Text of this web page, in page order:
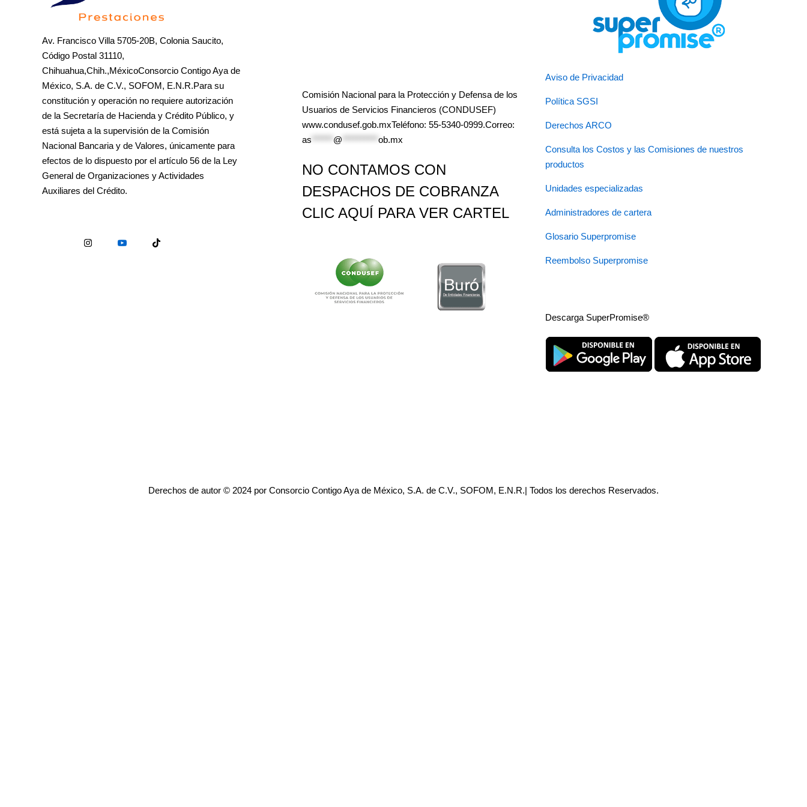
Av. Francisco Villa 5705-20B, Colonia Saucito,
Código Postal 31110,
Chihuahua,Chih.,MéxicoConsorcio Contigo Aya de
México, S.A. de C.V., SOFOM, E.N.R.Para su
constitución y operación no requiere autorización
de la Secretaría de Hacienda y Crédito Público, y
está sujeta a la supervisión de la Comisión
Nacional Bancaria y de Valores, únicamente para
efectos de lo dispuesto por el artículo 56 de la Ley
General de Organizaciones y Actividades
Auxiliares del Crédito.
Comisión Nacional para la Protección y Defensa de los
Usuarios de Servicios Financieros (CONDUSEF)
www.condusef.gob.mxTeléfono: 55-5340-0999.Correo:
as
@ ob.mx
NO CONTAMOS CON
DESPACHOS DE COBRANZA
CLIC AQUÍ PARA VER CARTEL
Aviso de Privacidad
Política SGSI
Derechos ARCO
Consulta los Costos y las Comisiones de nuestros
productos
Unidades especializadas
Administradores de cartera
Glosario Superpromise
Reembolso Superpromise
Descarga SuperPromise®
Derechos de autor © 2024 por Consorcio Contigo Aya de México, S.A. de C.V., SOFOM, E.N.R.| Todos los derechos Reservados.